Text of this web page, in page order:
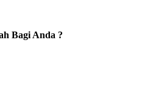
Bagi Anda ?